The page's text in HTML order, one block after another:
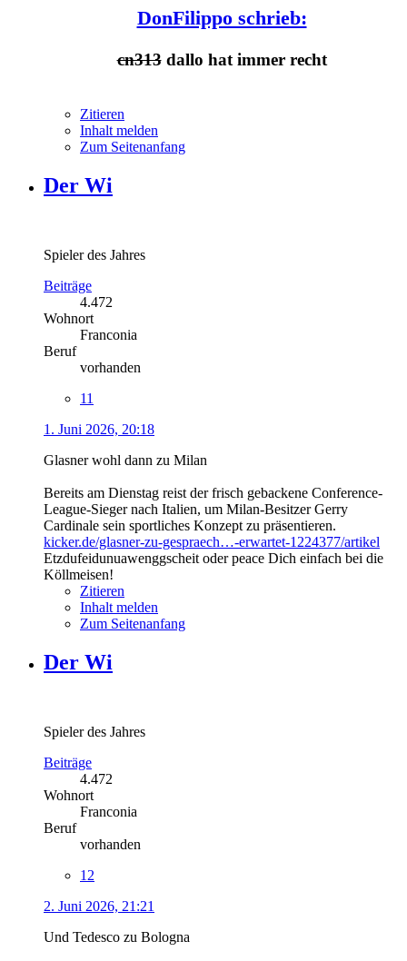
DonFilippo schrieb:
cn313dallo hat immer recht
Zitieren
Inhalt melden
Zum Seitenanfang
Der Wi
Spieler des Jahres
Beiträge
4.472
Wohnort
Franconia
Beruf
vorhanden
11
1. Juni 2026, 20:18
Glasner wohl dann zu Milan
Bereits am Dienstag reist der frisch gebackene Conference-
League-Sieger nach Italien, um Milan-Besitzer Gerry
Cardinale sein sportliches Konzept zu präsentieren.
kicker.de/glasner-zu-gespraech…-erwartet-1224377/artikel
Etzdufeidunuawenggscheit oder peace Dich einfach bei die
Köllmeisen!
Zitieren
Inhalt melden
Zum Seitenanfang
Der Wi
Spieler des Jahres
Beiträge
4.472
Wohnort
Franconia
Beruf
vorhanden
12
2. Juni 2026, 21:21
Und Tedesco zu Bologna